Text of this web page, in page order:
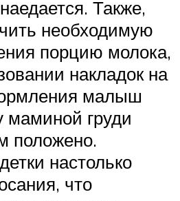
Также,
необходимую
порцию молока,
накладок на
малыш
маминой груди
положено.
настолько
что